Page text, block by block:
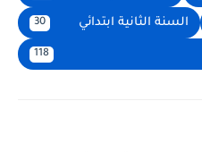
السنة الثانية ابتدائي
118